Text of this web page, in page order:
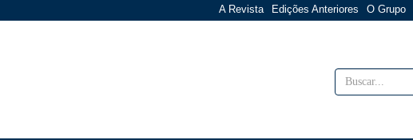
A Revista Edições Anteriores O Grupo